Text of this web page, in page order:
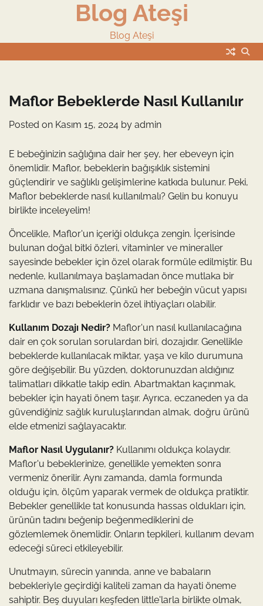
Blog Ateşi
Blog Ateşi
Maflor Bebeklerde Nasıl Kullanılır
Posted on Kasım 15, 2024 by admin
E bebeğinizin sağlığına dair her şey, her ebeveyn için
önemlidir. Maflor, bebeklerin bağışıklık sistemini
güçlendirir ve sağlıklı gelişimlerine katkıda bulunur. Peki,
Maflor bebeklerde nasıl kullanılmalı? Gelin bu konuyu
birlikte inceleyelim!
Öncelikle, Maflor'un içeriği oldukça zengin. İçerisinde
bulunan doğal bitki özleri, vitaminler ve mineraller
sayesinde bebekler için özel olarak formüle edilmiştir. Bu
nedenle, kullanılmaya başlamadan önce mutlaka bir
uzmana danışmalısınız. Çünkü her bebeğin vücut yapısı
farklıdır ve bazı bebeklerin özel ihtiyaçları olabilir.
Kullanım Dozajı Nedir? Maflor'un nasıl kullanılacağına
dair en çok sorulan sorulardan biri, dozajıdır. Genellikle
bebeklerde kullanılacak miktar, yaşa ve kilo durumuna
göre değişebilir. Bu yüzden, doktorunuzdan aldığınız
talimatları dikkatle takip edin. Abartmaktan kaçınmak,
bebekler için hayati önem taşır. Ayrıca, eczaneden ya da
güvendiğiniz sağlık kuruluşlarından almak, doğru ürünü
elde etmenizi sağlayacaktır.
Maflor Nasıl Uygulanır? Kullanımı oldukça kolaydır.
Maflor'u bebeklerinize, genellikle yemekten sonra
vermeniz önerilir. Aynı zamanda, damla formunda
olduğu için, ölçüm yaparak vermek de oldukça pratiktir.
Bebekler genellikle tat konusunda hassas oldukları için,
ürünün tadını beğenip beğenmediklerini de
gözlemlemek önemlidir. Onların tepkileri, kullanım devam
edeceği süreci etkileyebilir.
Unutmayın, sürecin yanında, anne ve babaların
bebekleriyle geçirdiği kaliteli zaman da hayati öneme
sahiptir. Beş duyuları keşfeden little'larla birlikte olmak,